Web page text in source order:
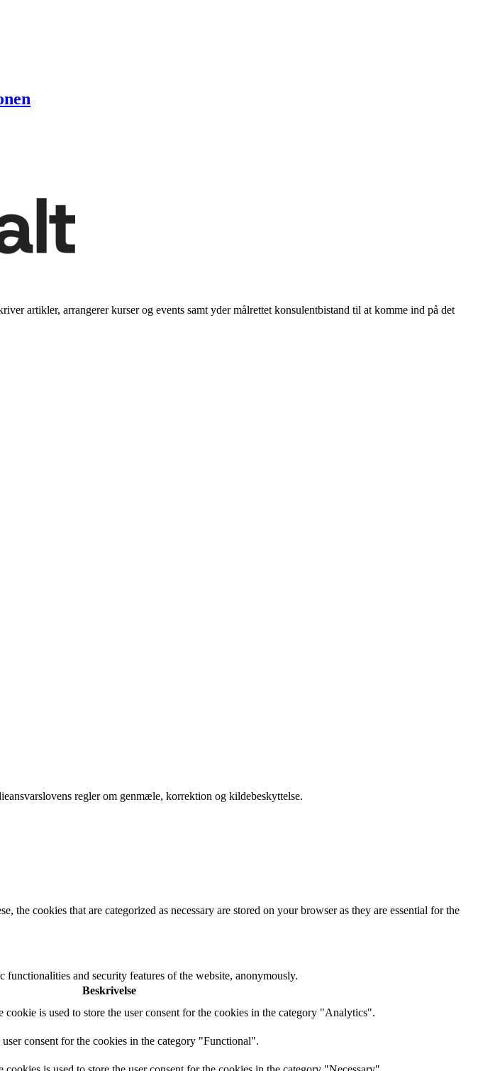
artikler, arrangerer kurser og events samt yder målrettet konsulentbistand til at komme ind på det
regler om genmæle, korrektion og kildebeskyttelse.
cookies that are categorized as necessary are stored on your browser as they are essential for the
functionalities and security features of the website, anonymously.
Beskrivelse
is used to store the user consent for the cookies in the category "Analytics".
consent for the cookies in the category "Functional".